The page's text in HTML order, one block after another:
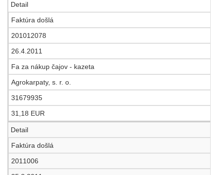
Detail
Faktúra došlá
201012078
26.4.2011
Fa za nákup čajov - kazeta
Agrokarpaty, s. r. o.
31679935
31,18 EUR
Detail
Faktúra došlá
2011006